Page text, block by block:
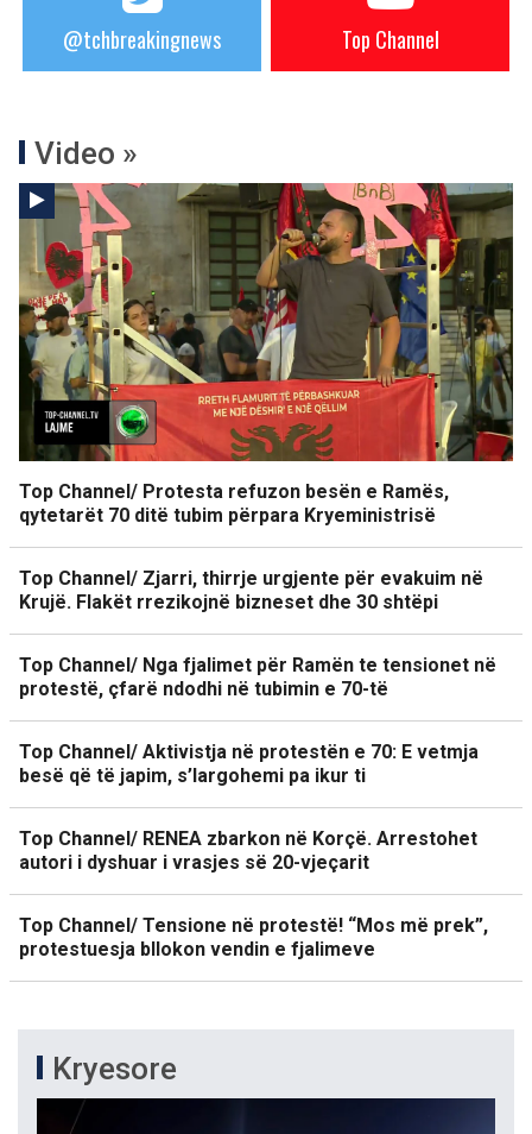
@tchbreakingnews Top Channel
Video »
Top Channel/ Protesta refuzon besën e Ramës,
qytetarët 70 ditë tubim përpara Kryeministrisë
Top Channel/ Zjarri, thirrje urgjente për evakuim në
Krujë. Flakët rrezikojnë bizneset dhe 30 shtëpi
Top Channel/ Nga fjalimet për Ramën te tensionet në
protestë, çfarë ndodhi në tubimin e 70-të
Top Channel/ Aktivistja në protestën e 70: E vetmja
besë që të japim, s’largohemi pa ikur ti
Top Channel/ RENEA zbarkon në Korçë. Arrestohet
autori i dyshuar i vrasjes së 20-vjeçarit
Top Channel/ Tensione në protestë! “Mos më prek”,
protestuesja bllokon vendin e fjalimeve
Kryesore